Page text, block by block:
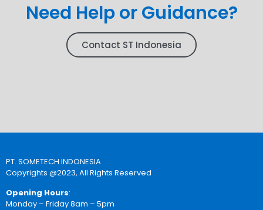
Need Help or Guidance?
Contact ST Indonesia
PT. SOMETECH INDONESIA
Copyrights @2023, All Rights Reserved
Opening Hours:
Monday – Friday 8am – 5pm